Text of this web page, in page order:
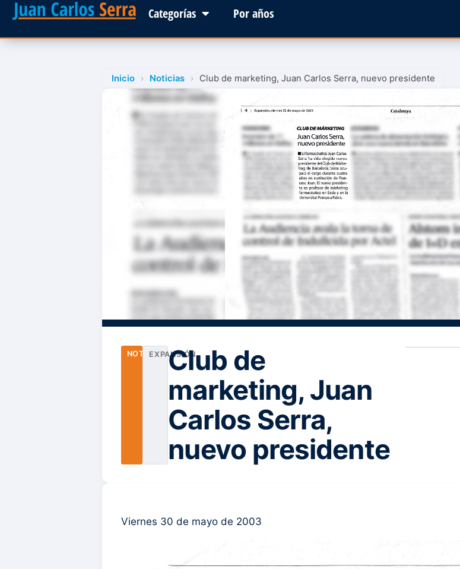
Categorías Por años
Inicio › Noticias › Club de marketing, Juan Carlos Serra, nuevo presidente
NOTICIASEXPANSIÓN
Club de
marketing, Juan
Carlos Serra,
nuevo presidente
Viernes 30 de mayo de 2003